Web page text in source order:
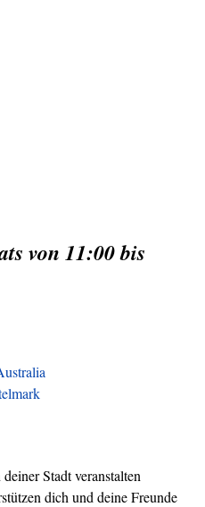
von 11:00 bis
Stadt veranstalten
dich und deine Freunde